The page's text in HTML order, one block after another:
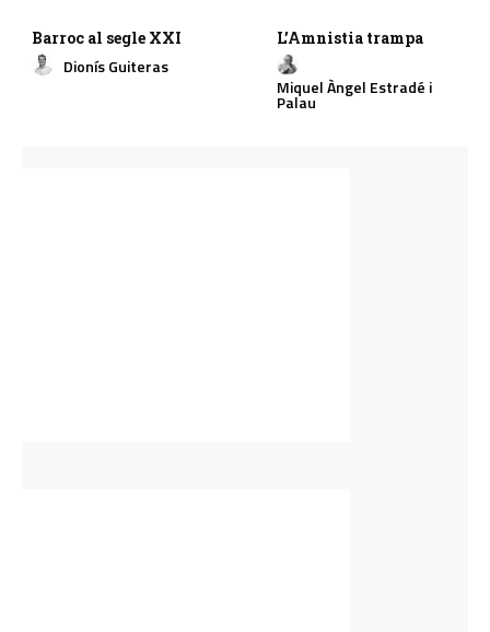
Barroc al segle XXI
Dionís Guiteras
L’Amnistia trampa
Miquel Àngel Estradé i
Palau